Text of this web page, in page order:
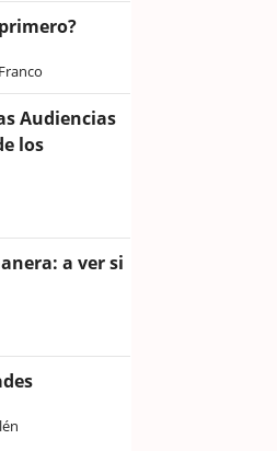
Audiencias
los
a ver si